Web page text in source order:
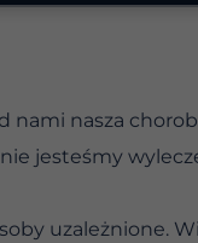
nami nasza
jesteśmy
uzależnione.